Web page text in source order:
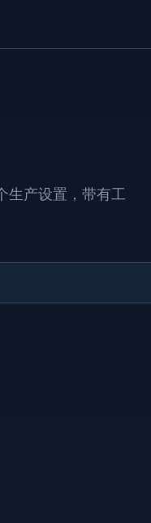
生产设置，带有工